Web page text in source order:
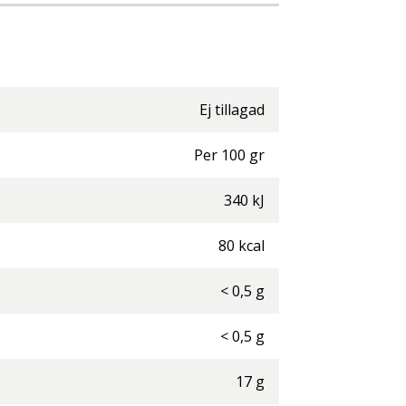
Ej tillagad
Per 100 gr
340 kJ
80 kcal
<0,5 g
<0,5 g
17 g